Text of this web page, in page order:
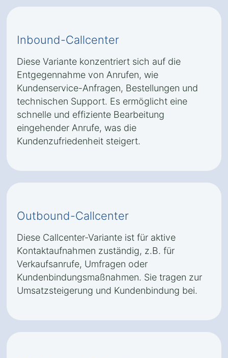
Inbound-Callcenter
Diese Variante konzentriert sich auf die
Entgegennahme von Anrufen, wie
Kundenservice-Anfragen, Bestellungen und
technischen Support. Es ermöglicht eine
schnelle und effiziente Bearbeitung
eingehender Anrufe, was die
Kundenzufriedenheit steigert.
Outbound-Callcenter
Diese Callcenter-Variante ist für aktive
Kontaktaufnahmen zuständig, z.B. für
Verkaufsanrufe, Umfragen oder
Kundenbindungsmaßnahmen. Sie tragen zur
Umsatzsteigerung und Kundenbindung bei.